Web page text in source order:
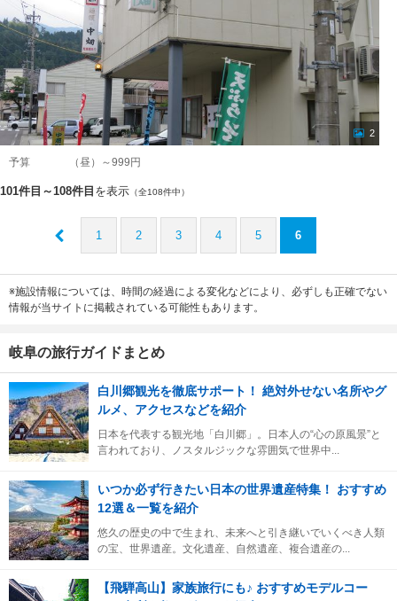
2
予算 （昼）～999円
101件目～108件目 を表示 （全108件中）
1 2 3 4 5 6
※施設情報については、時間の経過による変化などにより、必ずしも正確でない
情報が当サイトに掲載されている可能性もあります。
岐阜の旅行ガイドまとめ
白川郷観光を徹底サポート！ 絶対外せない名所やグ
ルメ、アクセスなどを紹介
日本を代表する観光地「白川郷」。日本人の“心の原風景”と
言われており、ノスタルジックな雰囲気で世界中...
いつか必ず行きたい日本の世界遺産特集！ おすすめ
12選＆一覧を紹介
悠久の歴史の中で生まれ、未来へと引き継いでいくべき人類
の宝、世界遺産。文化遺産、自然遺産、複合遺産の...
【飛騨高山】家族旅行にも♪ おすすめモデルコー